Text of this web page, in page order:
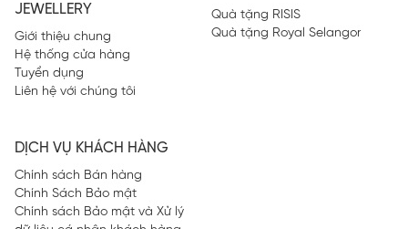
JEWELLERY
Giới thiệu chung
Hệ thống cửa hàng
Tuyển dụng
Liên hệ với chúng tôi
Quà tặng RISIS
Quà tặng Royal Selangor
DỊCH VỤ KHÁCH HÀNG
Chính sách Bán hàng
Chính Sách Bảo mật
Chính sách Bảo mật và Xử lý